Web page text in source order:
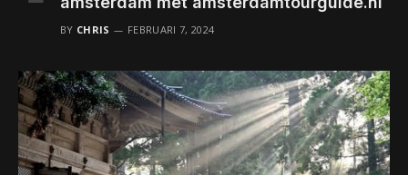
BY CHRIS FEBRUARI 7, 2024